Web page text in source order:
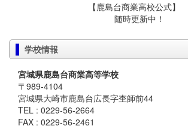
【鹿島台商業高校公式】
随時更新中！
学校情報
宮城県鹿島台商業高等学校
〒989-4104
宮城県大崎市鹿島台広長字杢師前44
TEL : 0229-56-2664
FAX : 0229-56-2461